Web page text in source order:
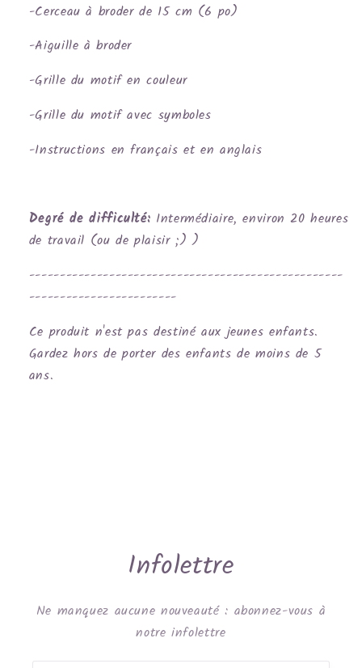
-Cerceau à broder de 15 cm (6 po)
-Aiguille à broder
-Grille du motif en couleur
-Grille du motif avec symboles
-Instructions en français et en anglais
Degré de difficulté: Intermédiaire, environ 20 heures
de travail (ou de plaisir ;) )
---------------------------------------------------
------------------------
Ce produit n'est pas destiné aux jeunes enfants.
Gardez hors de porter des enfants de moins de 5
ans.
Infolettre
Ne manquez aucune nouveauté : abonnez-vous à
notre infolettre